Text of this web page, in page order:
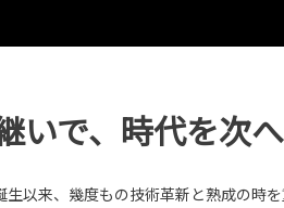
いで、時代を次
生以来、幾度もの技術革新と熟成の時